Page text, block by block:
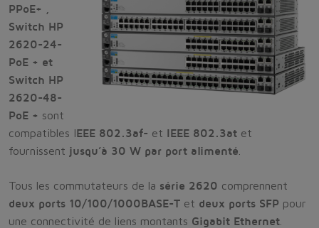
PPoE+ ,
Switch HP
2620-24-
PoE + et
Switch HP
2620-48-
PoE + sont
compatibles IEEE 802.3af- et IEEE 802.3at et
fournissent jusqu’à 30 W par port alimenté
Tous les commutateurs de la série 2620 comprennent
deux ports 10/100/1000BASE-T et deux ports SFP pour
une connectivité de liens montants Gigabit Ethernet